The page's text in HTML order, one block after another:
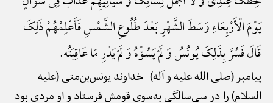
یَوْمَ الْأَرْبِعَاءِ وَسَطَ الشَّهْرِ بَعْدَ طُلُوعِ الشَّمْسِ فَأَعْلِمْهُمْ ذَلِکَ
قَالَ فَسُرَّ بِذَلِکَ یُونُسُ وَ لَمْ یَسُؤْهُ وَ لَمْ یَدْرِ مَا عَاقِبَتُه.
پیامبر (صلی الله علیه و آله)-خداوند یونس‌بن‌متی (علیه
السلام) را در سی‌سالگی به‌سوی قومش فرستاد و او مردی بود